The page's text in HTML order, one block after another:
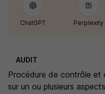
ChatGPT Perplexity
AUDIT
Procédure de contrôle et
sur un ou plusieurs